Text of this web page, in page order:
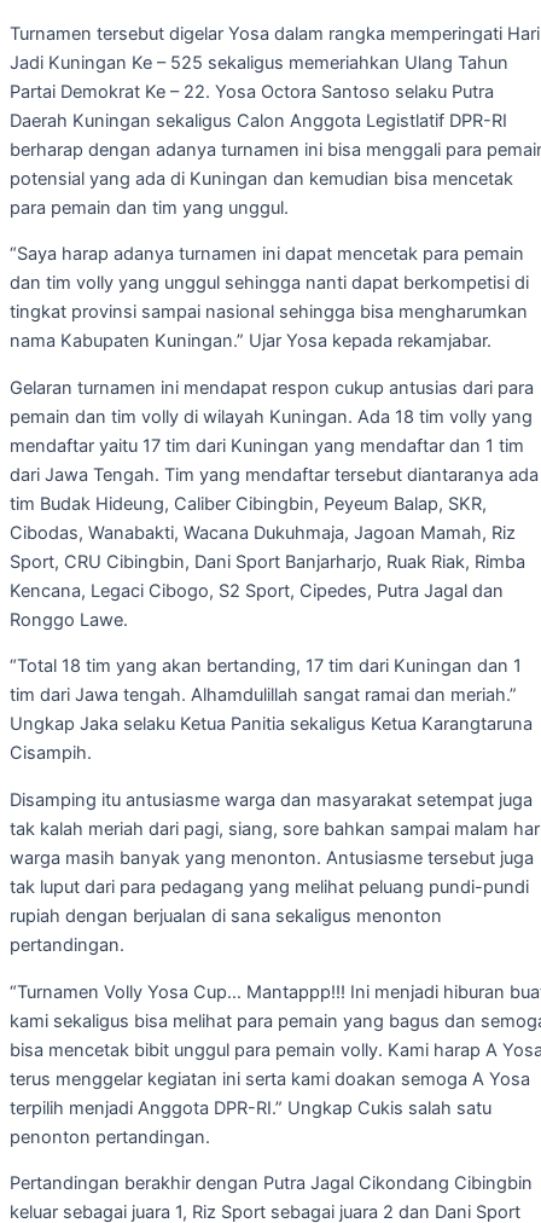
Turnamen tersebut digelar Yosa dalam rangka memperingati Hari
Jadi Kuningan Ke – 525 sekaligus memeriahkan Ulang Tahun
Partai Demokrat Ke – 22. Yosa Octora Santoso selaku Putra
Daerah Kuningan sekaligus Calon Anggota Legistlatif DPR-RI
berharap dengan adanya turnamen ini bisa menggali para
potensial yang ada di Kuningan dan kemudian bisa mencetak
para pemain dan tim yang unggul.
“Saya harap adanya turnamen ini dapat mencetak para pemain
dan tim volly yang unggul sehingga nanti dapat berkompetisi di
tingkat provinsi sampai nasional sehingga bisa mengharumkan
nama Kabupaten Kuningan.” Ujar Yosa kepada rekamjabar.
Gelaran turnamen ini mendapat respon cukup antusias dari para
pemain dan tim volly di wilayah Kuningan. Ada 18 tim volly yang
mendaftar yaitu 17 tim dari Kuningan yang mendaftar dan 1 tim
dari Jawa Tengah. Tim yang mendaftar tersebut diantaranya ada
tim Budak Hideung, Caliber Cibingbin, Peyeum Balap, SKR,
Cibodas, Wanabakti, Wacana Dukuhmaja, Jagoan Mamah, Riz
Sport, CRU Cibingbin, Dani Sport Banjarharjo, Ruak Riak, Rimba
Kencana, Legaci Cibogo, S2 Sport, Cipedes, Putra Jagal dan
Ronggo Lawe.
“Total 18 tim yang akan bertanding, 17 tim dari Kuningan dan 1
tim dari Jawa tengah. Alhamdulillah sangat ramai dan meriah.”
Ungkap Jaka selaku Ketua Panitia sekaligus Ketua Karangtaruna
Cisampih.
Disamping itu antusiasme warga dan masyarakat setempat juga
tak kalah meriah dari pagi, siang, sore bahkan sampai malam
warga masih banyak yang menonton. Antusiasme tersebut juga
tak luput dari para pedagang yang melihat peluang pundi-pundi
rupiah dengan berjualan di sana sekaligus menonton
pertandingan.
“Turnamen Volly Yosa Cup… Mantappp!!! Ini menjadi hiburan
kami sekaligus bisa melihat para pemain yang bagus dan
bisa mencetak bibit unggul para pemain volly. Kami harap A
terus menggelar kegiatan ini serta kami doakan semoga A Yosa
terpilih menjadi Anggota DPR-RI.” Ungkap Cukis salah satu
penonton pertandingan.
Pertandingan berakhir dengan Putra Jagal Cikondang Cibingbin
keluar sebagai juara 1, Riz Sport sebagai juara 2 dan Dani Sport